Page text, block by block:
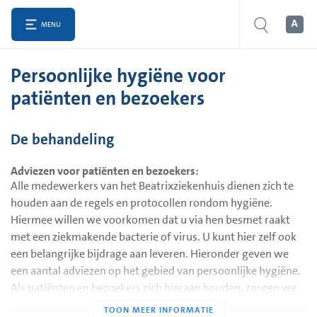
MENU
Persoonlijke hygiëne voor
patiënten en bezoekers
De behandeling
Adviezen voor patiënten en bezoekers:
Alle medewerkers van het Beatrixziekenhuis dienen zich te
houden aan de regels en protocollen rondom hygiëne.
Hiermee willen we voorkomen dat u via hen besmet raakt
met een ziekmakende bacterie of virus. U kunt hier zelf ook
een belangrijke bijdrage aan leveren. Hieronder geven we
een aantal adviezen op het gebied van persoonlijke hygiëne.
Als patiënten en bezoekers zich hieraan houden, zorgen we
er met elkaar voor dat ziekenhuisinfecties zoveel mogelijk